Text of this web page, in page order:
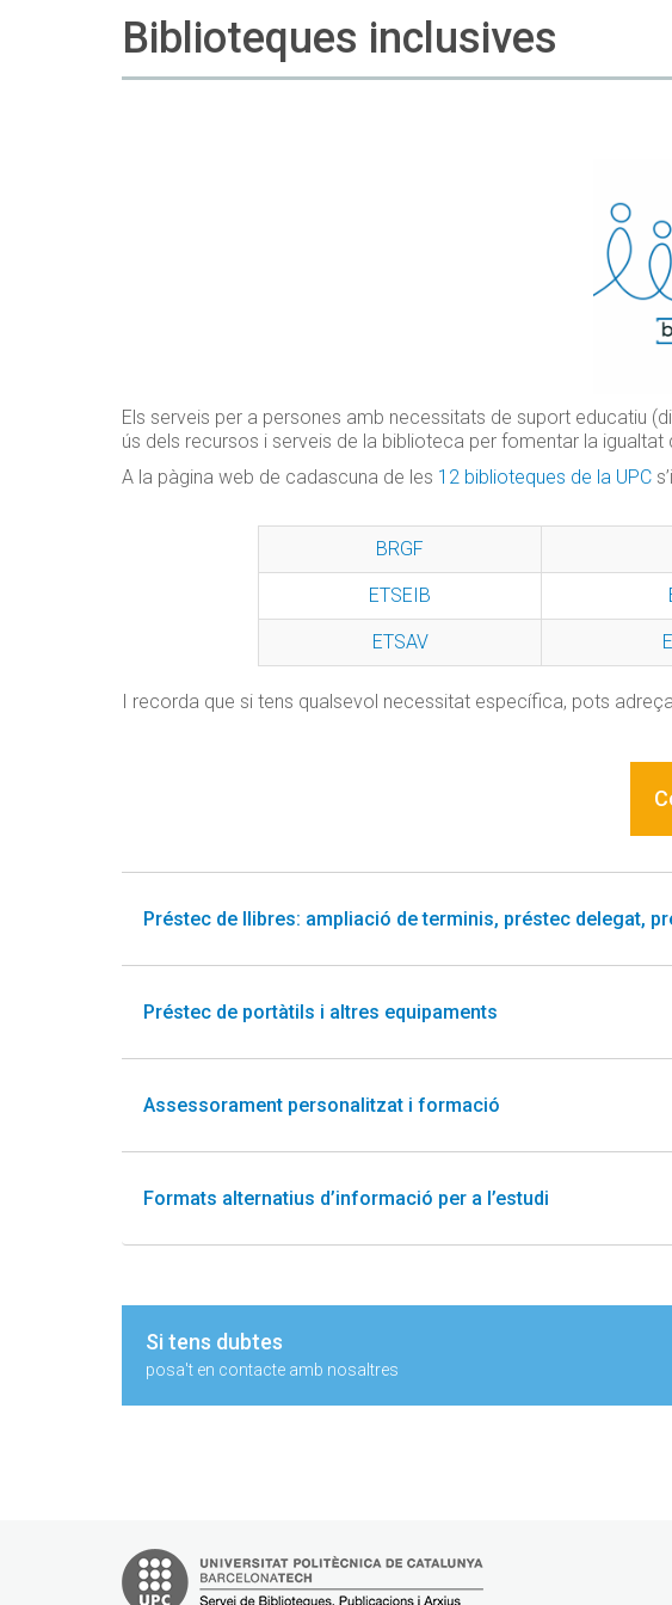
Biblioteques inclusives
Els serveis per a persones amb necessitats de suport educatiu
ús dels recursos i serveis de la biblioteca per fomentar la
A la pàgina web de cadascuna de les 12 biblioteques de la UPC
BRGF
ETSEIB
ETSAV
I recorda que si tens qualsevol necessitat específica, pots
Préstec de llibres: ampliació de terminis, préstec delegat,
Préstec de portàtils i altres equipaments
Assessorament personalitzat i formació
Formats alternatius d’informació per a l’estudi
Si tens dubtes
posa't en contacte amb nosaltres